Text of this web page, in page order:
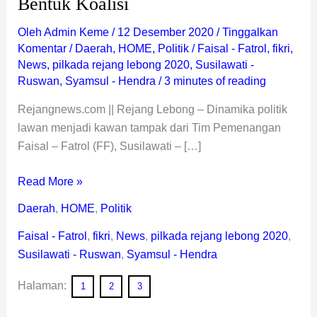
Oleh Admin Keme / 12 Desember 2020 /Tinggalkan
Komentar / Daerah, HOME, Politik/ Faisal - Fatrol , fikri,
News, pilkada rejang lebong 2020, Susilawati -
Ruswan, Syamsul - Hendra /3 minutes of reading
Rejangnews.com || Rejang Lebong – Dinamika politik
lawan menjadi kawan tampak dari Tim Pemenangan
Faisal – Fatrol (FF), Susilawati – […]
Read More »
Daerah, HOME, Politik
Faisal - Fatrol , fikri, News, pilkada rejang lebong 2020,
Susilawati - Ruswan, Syamsul - Hendra
Halaman: 1 2 3